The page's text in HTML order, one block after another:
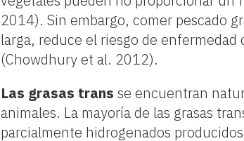
2014). Sin embargo, comer pescado
larga, reduce el riesgo de
(Chowdhury et al. 2012).
Las grasas trans se encuentran
animales. La mayoría de las grasas
parcialmente hidrogenados